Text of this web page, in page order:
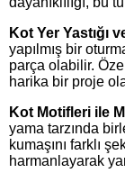
Kot Yer Yastığı
yapılmış bir
parça olabilir.
harika bir proje
Kot Motifleri ile
yama tarzında
kumaşını farklı
harmanlayarak